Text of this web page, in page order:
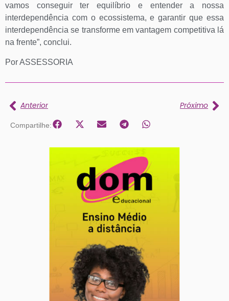
vamos conseguir ter equilíbrio e entender a nossa
interdependência com o ecossistema, e garantir que essa
interdependência se transforme em vantagem competitiva lá
na frente”, conclui.
Por ASSESSORIA
Anterior Próximo
Compartilhe: